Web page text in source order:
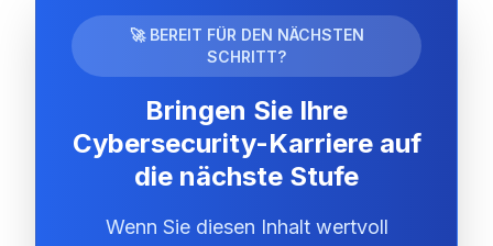
🚀 BEREIT FÜR DEN NÄCHSTEN
SCHRITT?
Bringen Sie Ihre
Cybersecurity-Karriere auf
die nächste Stufe
Wenn Sie diesen Inhalt wertvoll